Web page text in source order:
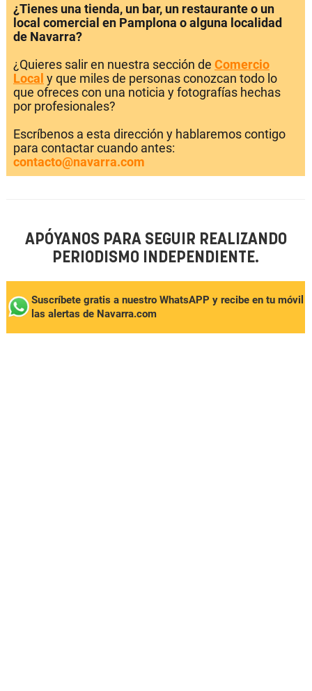
¿Tienes una tienda, un bar, un restaurante o un
local comercial en Pamplona o alguna localidad
de Navarra?
¿Quieres salir en nuestra sección de Comercio
Local y que miles de personas conozcan todo lo
que ofreces con una noticia y fotografías hechas
por profesionales?
Escríbenos a esta dirección y hablaremos contigo
para contactar cuando antes:
contacto@navarra.com
APÓYANOS PARA SEGUIR REALIZANDO
PERIODISMO INDEPENDIENTE.
Suscríbete gratis a nuestro WhatsAPP y recibe en tu móvil
las alertas de Navarra.com